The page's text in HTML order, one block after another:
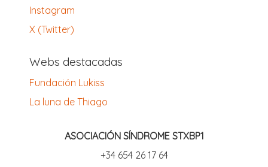
Instagram
X (Twitter)
Webs destacadas
Fundación Lukiss
La luna de Thiago
ASOCIACIÓN SÍNDROME STXBP1
‪+34 654 26 17 64‬